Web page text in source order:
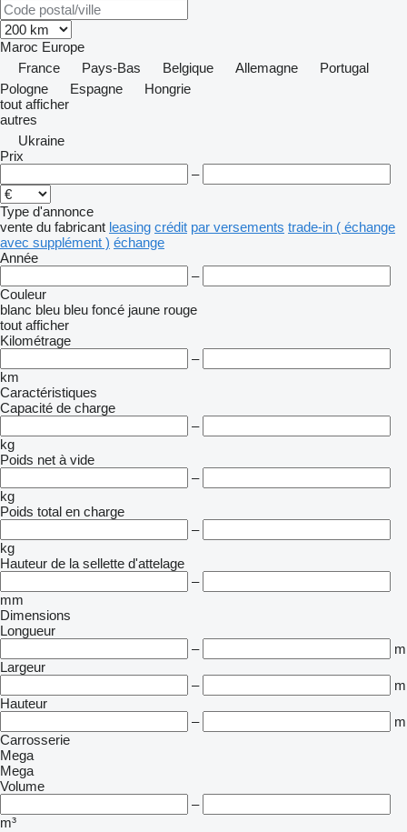
Maroc Europe
France
Pays-Bas Belgique Allemagne
Portugal
Pologne
Espagne
Hongrie
tout afficher
autres
Ukraine
Prix
–
Type d'annonce
vente du fabricant leasing crédit par versements trade-in ( échange
avec supplément ) échange
Année
–
Couleur
blanc bleu bleu foncé jaune rouge
tout afficher
Kilométrage
–
km
Caractéristiques
Capacité de charge
–
kg
Poids net à vide
–
kg
Poids total en charge
–
kg
Hauteur de la sellette d'attelage
–
mm
Dimensions
Longueur
–
m
Largeur
–
m
Hauteur
–
m
Carrosserie
Mega
Mega
Volume
–
m³